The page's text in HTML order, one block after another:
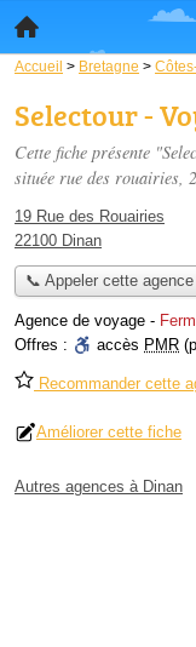
Accueil > Bretagne >
Selectour -
Cette fiche présente
située rue des rouairies,
19 Rue des Rouairies
22100 Dinan
📞 Appeler cette
Agence de voyage -
Offres :
accès PMR
Recommander cette
Améliorer cette fiche
Autres agences à Dinan